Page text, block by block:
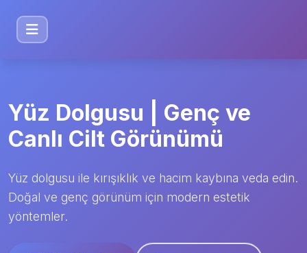
Yüz Dolgusu | Genç ve
Canlı Cilt Görünümü
Yüz dolgusu ile kırışıklık ve hacim kaybına veda edin.
Doğal ve genç görünüm için modern estetik
yöntemler.